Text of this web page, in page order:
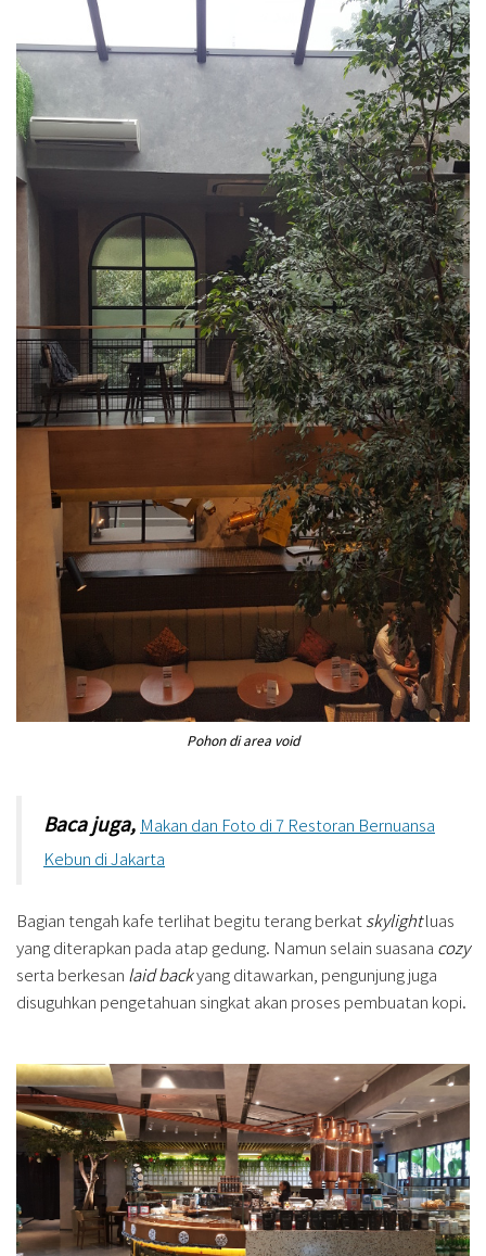
Pohon di area void
Baca juga, Makan dan Foto di 7 Restoran Bernuansa
Kebun di Jakarta
Bagian tengah kafe terlihat begitu terang berkatskylightluas
yang diterapkan pada atap gedung. Namun selain suasana cozy
serta berkesan laid backyang ditawarkan, pengunjung juga
disuguhkan pengetahuan singkat akan proses pembuatan kopi.